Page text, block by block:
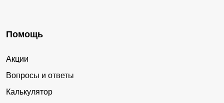
Помощь
Акции
Вопросы и ответы
Калькулятор